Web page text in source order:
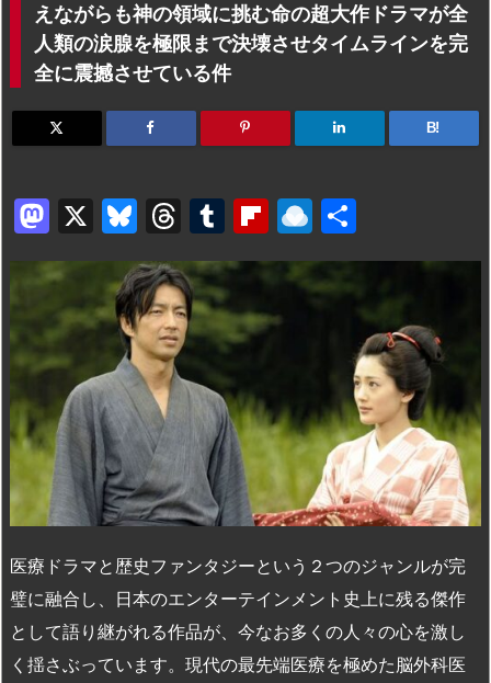
えながらも神の領域に挑む命の超大作ドラマが全
人類の涙腺を極限まで決壊させタイムラインを完
全に震撼させている件
B!
M
a
st
o
d
o
n
X
Bl
u
e
s
k
y
T
hr
e
a
d
s
T
u
m
bl
r
Fl
ip
b
o
R
ai
n
p.
io
有
医療ドラマと歴史ファンタジーという２つのジャンルが完
璧に融合し、日本のエンターテインメント史上に残る傑作
として語り継がれる作品が、今なお多くの人々の心を激し
く揺さぶっています。現代の最先端医療を極めた脳外科医